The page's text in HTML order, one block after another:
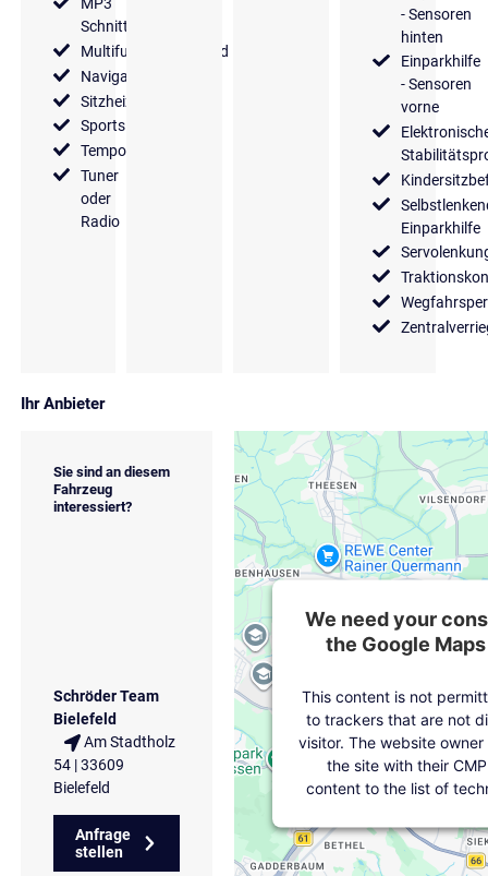
MP3
Schnittstelle
Multifunktionslenkrad
Navigationssystem
Sitzheizung
Sportsitze
Tempomat
Tuner
oder
Radio
- Sensoren
hinten
Einparkhilfe
- Sensoren
vorne
Einparkhilfe
Ihr Anbieter
Sie sind an diesem
Fahrzeug
interessiert?
Schröder Team
Bielefeld
Am Stadtholz
54 | 33609
Bielefeld
Anfrage
stellen
We need your
the Google
This content is not
to trackers that are not
visitor. The website
the site with their
content to the list of